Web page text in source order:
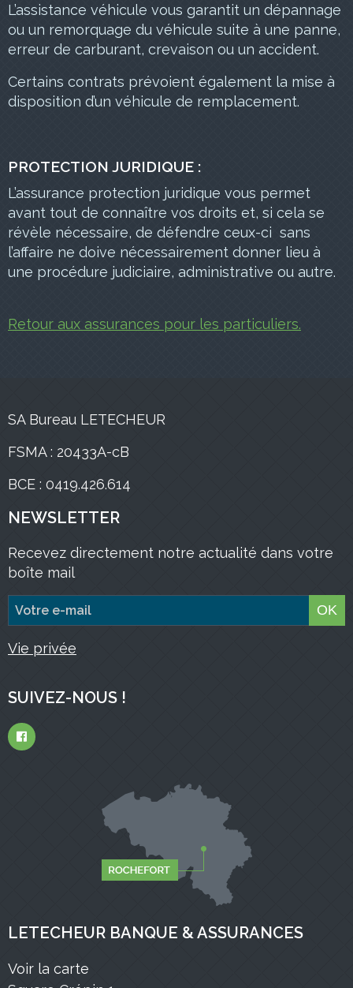
L’assistance véhicule vous garantit un dépannage
ou un remorquage du véhicule suite à une panne,
erreur de carburant, crevaison ou un accident.
Certains contrats prévoient également la mise à
disposition d’un véhicule de remplacement.
PROTECTION JURIDIQUE :
L’assurance protection juridique vous permet
avant tout de connaître vos droits et, si cela se
révèle nécessaire, de défendre ceux-ci sans
l’affaire ne doive nécessairement donner lieu à
une procédure judiciaire, administrative ou autre.
Retour aux assurances pour les particuliers.
SA Bureau LETECHEUR
FSMA : 20433A-cB
BCE : 0419.426.614
NEWSLETTER
Recevez directement notre actualité dans votre
boîte mail
OK
Vie privée
SUIVEZ-NOUS !
LETECHEUR BANQUE & ASSURANCES
Voir la carte